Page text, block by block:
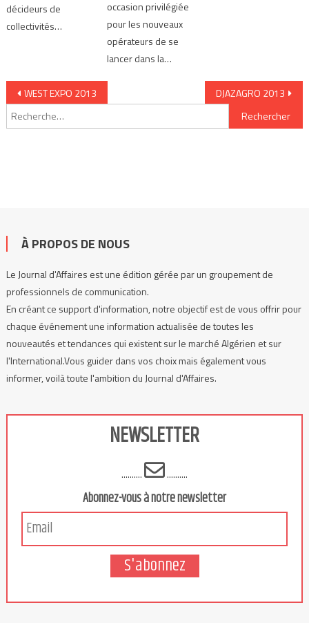
décideurs de
collectivités…
occasion privilégiée
pour les nouveaux
opérateurs de se
lancer dans la…
Navigation de l’article
WEST EXPO 2013 DJAZAGRO 2013
Rechercher :
À PROPOS DE NOUS
Le Journal d'Affaires est une édition gérée par un groupement de
professionnels de communication.
En créant ce support d'information, notre objectif est de vous offrir pour
chaque événement une information actualisée de toutes les
nouveautés et tendances qui existent sur le marché Algérien et sur
l'International.Vous guider dans vos choix mais également vous
informer, voilà toute l'ambition du Journal d'Affaires.
NEWSLETTER
.......... ..........
Abonnez-vous à notre newsletter
S'abonnez